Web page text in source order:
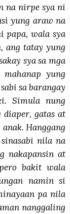
na nirpe sya ni
yung araw na
papa, wala sya
ang tatay yung
sya sa mga
yung
sa barangay
Simula nung
gatas at
Hanggang
nila na
nakapansin at
bakit wala
namin si
pa nila
nanggaling